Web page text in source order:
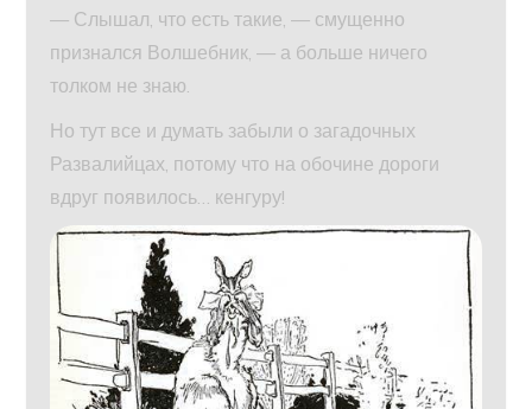
— Слышал, что есть такие, — смущенно
признался Волшебник, — а больше ничего
толком не знаю.
Но тут все и думать забыли о загадочных
Развалийцах, потому что на обочине дороги
вдруг появилось… кенгуру!